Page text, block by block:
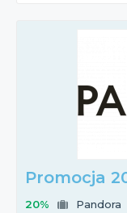
Promocja
20% Pandora